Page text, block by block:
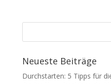
Neueste Beiträge
Durchstarten: 5 Tipps für